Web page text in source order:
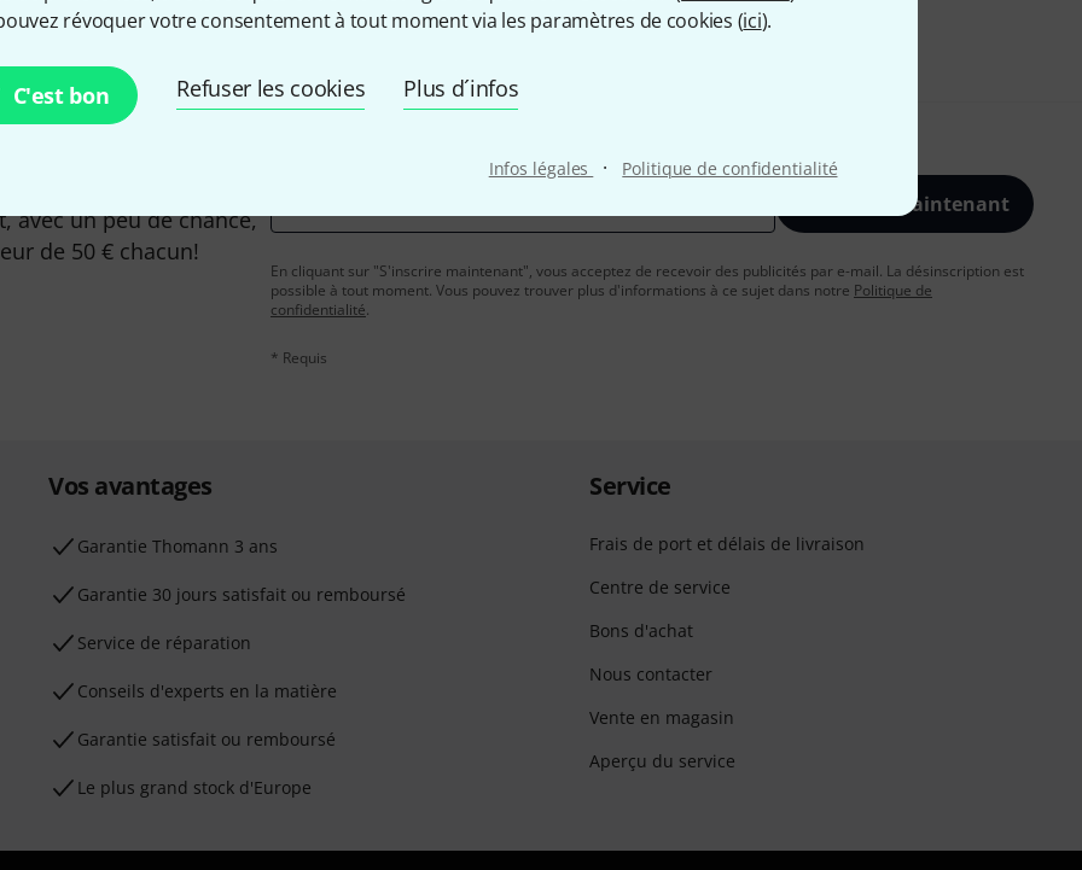
révoquer votre consentement à tout moment via les paramètres de cookies (ici).
C'est bon Refuser les cookies Plus d´infos
Infos légales · Politique de confidentialité
avec un peu de chance,
de 50 € chacun!
S'inscrire maintenant
En cliquant sur "S'inscrire maintenant", vous acceptez de recevoir des publicités par e-mail. La désinscription est
possible à tout moment. Vous pouvez trouver plus d'informations à ce sujet dans notre Politique de
confidentialité.
* Requis
Vos avantages
Ga­ran­tie Thomann 3 ans
Garantie 30 jours satisfait ou remboursé
Service de réparation
Conseils d'experts en la matière
Garantie satisfait ou remboursé
Le plus grand stock d'Europe
Service
Frais de port et délais de livraison
Centre de service
Bons d'achat
Nous contacter
Vente en magasin
Aperçu du service